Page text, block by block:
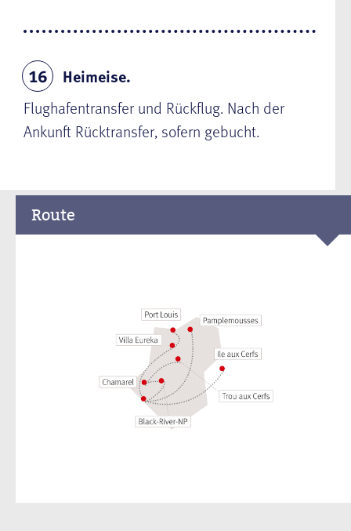
16
Heimeise.
Flughafentransfer und Rückflug. Nach der
Ankunft Rücktransfer, sofern gebucht.
Route